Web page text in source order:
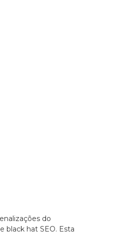
do
black hat SEO. Esta